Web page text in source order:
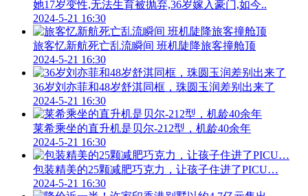
她17岁变性,无法生育被抛弃,36岁嫁入豪门,如今..
2024-5-21 16:30
旅客忆新航死亡乱流瞬间 班机陡降旅客撞舱顶
2024-5-21 16:30
36岁刘亦菲和48岁舒淇同框，珠圆玉润差别出来了
2024-5-21 16:30
莱希乘坐的直升机是贝尔-212型，机龄40余年
2024-5-21 16:30
包装精美的25颗减肥巧克力，让孩子住进了PICU…
2024-5-21 16:30